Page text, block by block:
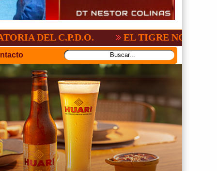
C.P.D.O. EL TIGRE NO PERDONO A